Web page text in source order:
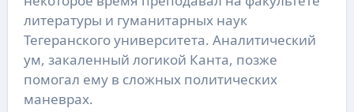
литературы и гуманитарных наук
Тегеранского университета. Аналитический
ум, закаленный логикой Канта, позже
помогал ему в сложных политических
маневрах.